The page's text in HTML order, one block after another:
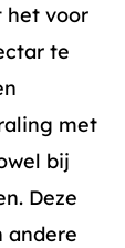
het voor
te
met
bij
Deze
andere